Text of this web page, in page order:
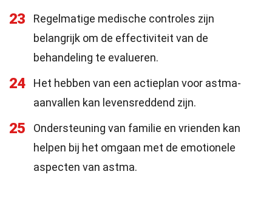
23
Regelmatige medische controles zijn
belangrijk om de effectiviteit van de
behandeling te evalueren.
24
Het hebben van een actieplan voor astma-
aanvallen kan levensreddend zijn.
25
Ondersteuning van familie en vrienden kan
helpen bij het omgaan met de emotionele
aspecten van astma.